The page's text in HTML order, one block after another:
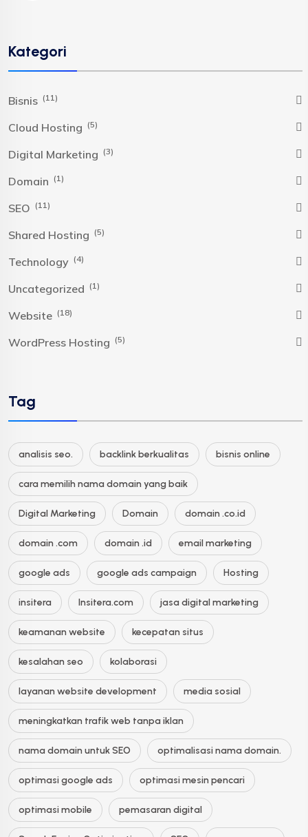
Kategori
Bisnis (11)
Cloud Hosting (5)
Digital Marketing (3)
Domain (1)
SEO (11)
Shared Hosting (5)
Technology (4)
Uncategorized (1)
Website (18)
WordPress Hosting (5)
Tag
analisis seo. backlink berkualitas bisnis online
cara memilih nama domain yang baik
Digital Marketing Domain domain .co.id
domain .com domain .id email marketing
google ads google ads campaign Hosting
insitera Insitera.com jasa digital marketing
keamanan website kecepatan situs
kesalahan seo kolaborasi
layanan website development media sosial
meningkatkan trafik web tanpa iklan
nama domain untuk SEO optimalisasi nama domain.
optimasi google ads optimasi mesin pencari
optimasi mobile pemasaran digital